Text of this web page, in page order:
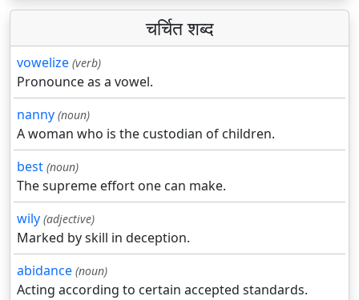
चर्चित शब्द
vowelize (verb)
Pronounce as a vowel.
nanny (noun)
A woman who is the custodian of children.
best (noun)
The supreme effort one can make.
wily (adjective)
Marked by skill in deception.
abidance (noun)
Acting according to certain accepted standards.